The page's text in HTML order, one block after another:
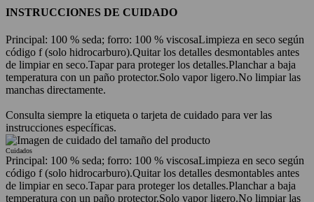
INSTRUCCIONES DE CUIDADO
Principal: 100 % seda; forro: 100 % viscosaLimpieza en seco según
código f (solo hidrocarburo).Quitar los detalles desmontables antes
de limpiar en seco.Tapar para proteger los detalles.Planchar a baja
temperatura con un paño protector.Solo vapor ligero.No limpiar las
manchas directamente.
Consulta siempre la etiqueta o tarjeta de cuidado para ver las
instrucciones específicas.
Cuidados
Principal: 100 % seda; forro: 100 % viscosaLimpieza en seco según
código f (solo hidrocarburo).Quitar los detalles desmontables antes
de limpiar en seco.Tapar para proteger los detalles.Planchar a baja
temperatura con un paño protector.Solo vapor ligero.No limpiar las